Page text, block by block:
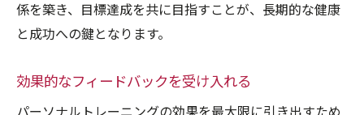
係を築き、目標達成を共に目指すことが、長期的な健康
と成功への鍵となります。
効果的なフィードバックを受け入れる